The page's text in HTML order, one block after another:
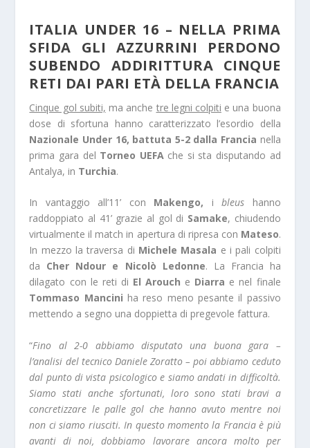
ITALIA UNDER 16 – NELLA PRIMA
SFIDA GLI AZZURRINI PERDONO
SUBENDO ADDIRITTURA CINQUE
RETI DAI PARI ETÀ DELLA FRANCIA
Cinque gol subiti, ma anche tre legni colpiti e una buona
dose di sfortuna hanno caratterizzato l’esordio della
Nazionale Under 16, battuta 5-2 dalla Francia nella
prima gara del Torneo UEFAche si sta disputando ad
Antalya, in Turchia.
In vantaggio all’11’ con Makengo, ibleus hanno
raddoppiato al 41’ grazie al gol di Samake, chiudendo
virtualmente il match in apertura di ripresa con Mateso.
In mezzo la traversa di Michele Masala e i pali colpiti
da Cher Ndour e Nicolò Ledonne. La Francia ha
dilagato con le reti di El Arouch e Diarra e nel finale
Tommaso Mancini ha reso meno pesante il passivo
mettendo a segno una doppietta di pregevole fattura.
“Fino al 2-0 abbiamo disputato una buona gara –
l’analisi del tecnico Daniele Zoratto – poi abbiamo ceduto
dal punto di vista psicologico e siamo andati in difficoltà.
Siamo stati anche sfortunati, loro sono stati bravi a
concretizzare le palle gol che hanno avuto mentre noi
non ci siamo riusciti. In questo momento la Francia è più
avanti di noi, dobbiamo lavorare ancora molto per